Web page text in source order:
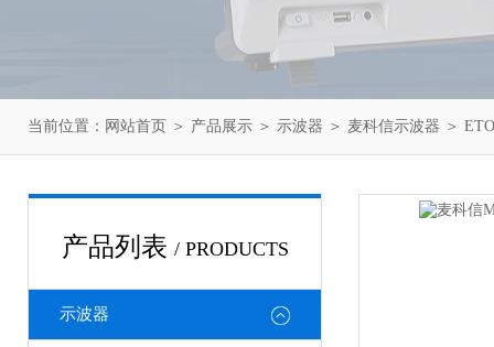
当前位置： 网站首页 ＞ 产品展示 ＞ 示波器 ＞ 麦科信示波器 ＞
产品列表 / PRODUCTS
示波器